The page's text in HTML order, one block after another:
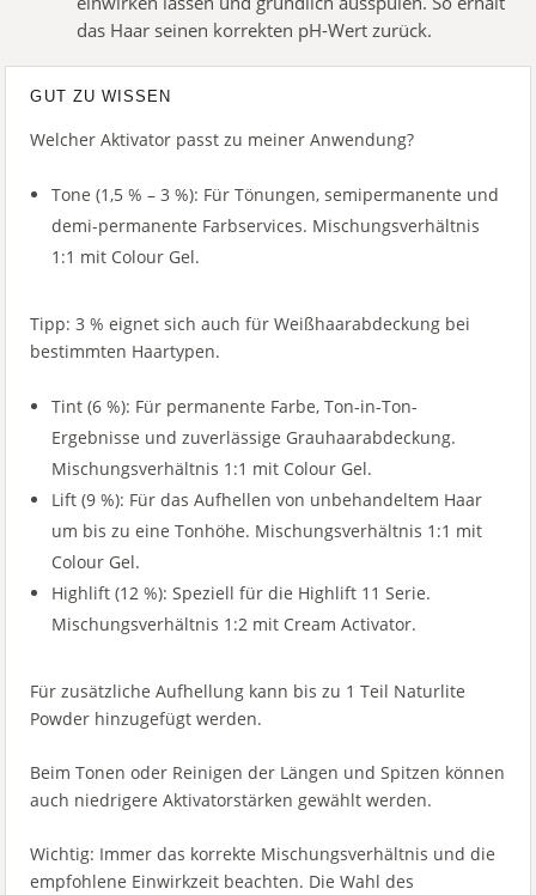
das Haar seinen korrekten pH-Wert zurück.
GUT ZU WISSEN
Welcher Aktivator passt zu meiner Anwendung?
Tone (1,5 % – 3 %): Für Tönungen, semipermanente und
demi-permanente Farbservices. Mischungsverhältnis
1:1 mit Colour Gel.
Tipp: 3 % eignet sich auch für Weißhaarabdeckung bei
bestimmten Haartypen.
Tint (6 %): Für permanente Farbe, Ton-in-Ton-
Ergebnisse und zuverlässige Grauhaarabdeckung.
Mischungsverhältnis 1:1 mit Colour Gel.
Lift (9 %): Für das Aufhellen von unbehandeltem Haar
um bis zu eine Tonhöhe. Mischungsverhältnis 1:1 mit
Colour Gel.
Highlift (12 %): Speziell für die Highlift 11 Serie.
Mischungsverhältnis 1:2 mit Cream Activator.
Für zusätzliche Aufhellung kann bis zu 1 Teil Naturlite
Powder hinzugefügt werden.
Beim Tonen oder Reinigen der Längen und Spitzen können
auch niedrigere Aktivatorstärken gewählt werden.
Wichtig: Immer das korrekte Mischungsverhältnis und die
empfohlene Einwirkzeit beachten. Die Wahl des